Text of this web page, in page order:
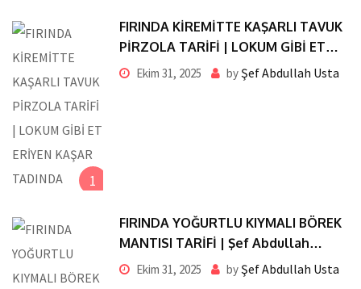
1
FIRINDA KİREMİTTE KAŞARLI TAVUK
PİRZOLA TARİFİ | LOKUM GİBİ ET
ERİYEN KAŞAR TADINDA
Ekim 31, 2025 byŞef Abdullah Usta
FIRINDA YOĞURTLU KIYMALI BÖREK
MANTISI TARİFİ | Şef Abdullah
Usta’dan Pratik ve Nefis Lezzet
Ekim 31, 2025 byŞef Abdullah Usta